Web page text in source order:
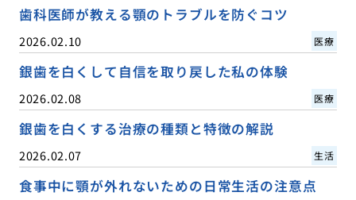
歯科医師が教える顎のトラブルを防ぐコツ
2026.02.10 医療
銀歯を白くして自信を取り戻した私の体験
2026.02.08 医療
銀歯を白くする治療の種類と特徴の解説
2026.02.07 生活
食事中に顎が外れないための日常生活の注意点